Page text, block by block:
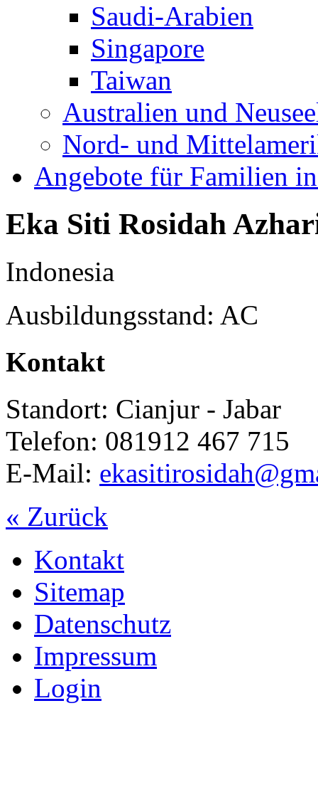
Saudi-Arabien
Singapore
Taiwan
Australien und
Nord- und
Angebote für Familien
Eka Siti Rosidah
Indonesia
Ausbildungsstand: AC
Kontakt
Standort: Cianjur - Jabar
Telefon: 081912 467 715
E-Mail:
« Zurück
Kontakt
Sitemap
Datenschutz
Impressum
Login